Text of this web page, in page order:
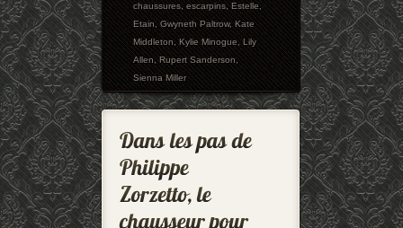
chaussures,escarpins,Estelle,
Etain,Gwyneth Paltrow,Kate
Middleton,Kylie Minogue,Lily
Allen,Rupert Sanderson,
Sienna Miller